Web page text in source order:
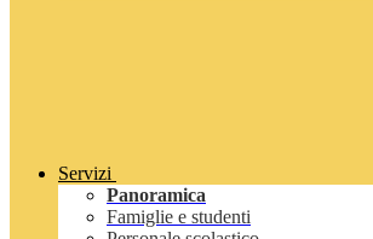
Servizi
Panoramica
Famiglie e studenti